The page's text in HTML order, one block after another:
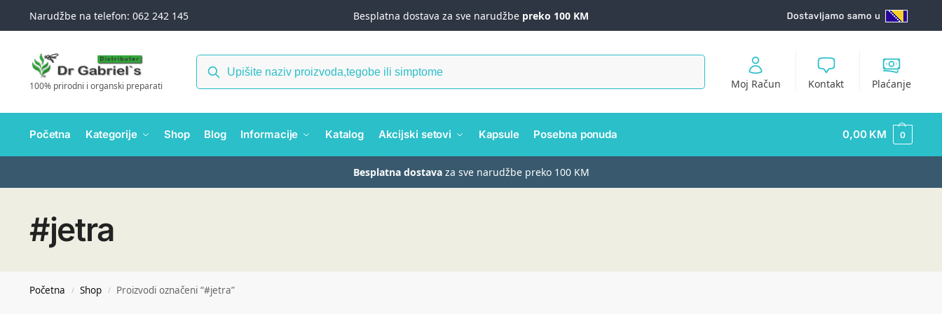
Narudžbe na telefon: 062 242 145 Besplatna dostava za sve narudžbe preko 100 KM
100% prirodni i organski preparati Moj Račun Kontakt Plaćanje
Početna Kategorije Shop Blog Informacije Katalog Akcijski setovi Kapsule Posebna ponuda 0,00 KM 0
Besplatna dostavaza sve narudžbe preko 100 KM
#jetra
Početna / Shop / Proizvodi označeni “#jetra”